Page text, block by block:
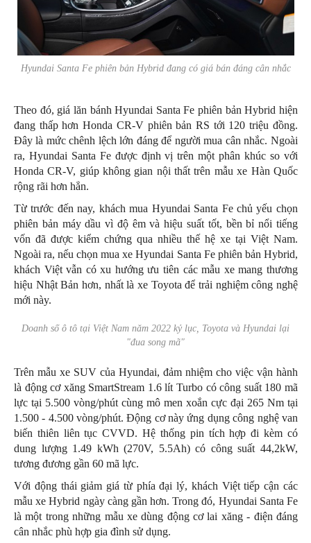
Hyundai Santa Fe phiên bản Hybrid đang có giá bán đáng cân nhắc
Theo đó, giá lăn bánh Hyundai Santa Fe phiên bản Hybrid hiện
đang thấp hơn Honda CR-V phiên bản RS tới 120 triệu đồng.
Đây là mức chênh lệch lớn đáng để người mua cân nhắc. Ngoài
ra, Hyundai Santa Fe được định vị trên một phân khúc so với
Honda CR-V, giúp không gian nội thất trên mẫu xe Hàn Quốc
rộng rãi hơn hẳn.
Từ trước đến nay, khách mua Hyundai Santa Fe chủ yếu chọn
phiên bản máy dầu vì độ êm và hiệu suất tốt, bền bỉ nổi tiếng
vốn đã được kiểm chứng qua nhiều thế hệ xe tại Việt Nam.
Ngoài ra, nếu chọn mua xe Hyundai Santa Fe phiên bản Hybrid,
khách Việt vẫn có xu hướng ưu tiên các mẫu xe mang thương
hiệu Nhật Bản hơn, nhất là xe Toyota để trải nghiệm công nghệ
mới này.
Doanh số ô tô tại Việt Nam năm 2022 kỷ lục, Toyota và Hyundai lại
"đua song mã"
Trên mẫu xe SUV của Hyundai, đảm nhiệm cho việc vận hành
là động cơ xăng SmartStream 1.6 lít Turbo có công suất 180 mã
lực tại 5.500 vòng/phút cùng mô men xoắn cực đại 265 Nm tại
1.500 - 4.500 vòng/phút. Động cơ này ứng dụng công nghệ van
biến thiên liên tục CVVD. Hệ thống pin tích hợp đi kèm có
dung lượng 1.49 kWh (270V, 5.5Ah) có công suất 44,2kW,
tương đương gần 60 mã lực.
Với động thái giảm giá từ phía đại lý, khách Việt tiếp cận các
mẫu xe Hybrid ngày càng gần hơn. Trong đó, Hyundai Santa Fe
là một trong những mẫu xe dùng động cơ lai xăng - điện đáng
cân nhắc phù hợp gia đình sử dụng.